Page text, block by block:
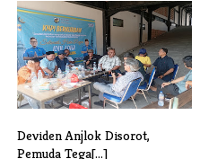
Dugaan Penggelapan Oleh
Oknum Pegaw[...]
Deviden Anjlok Disorot,
Pemuda Tega[...]